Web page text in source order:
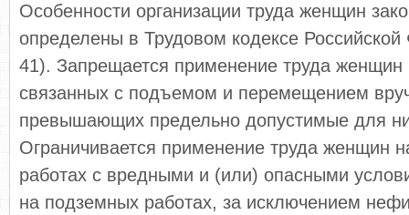
Особенности организации труда женщин
определены в Трудовом кодексе
41). Запрещается применение труда женщин
связанных с подъемом и перемещением
превышающих предельно допустимые для
Ограничивается применение труда женщин
работах с вредными и (или) опасными
на подземных работах, за исключением